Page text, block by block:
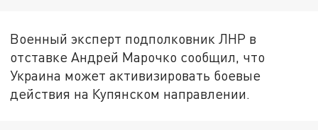
Военный эксперт подполковник ЛНР в
отставке Андрей Марочко сообщил, что
Украина может активизировать боевые
действия на Купянском направлении.